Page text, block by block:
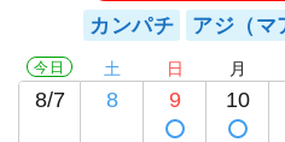
カンパチ アジ（マ
今日
8/7
土
8
日
9
月
10